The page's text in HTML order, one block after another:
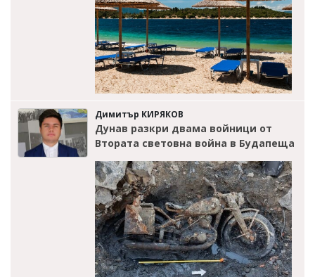
Димитър КИРЯКОВ
Дунав разкри двама войници от
Втората световна война в Будапеща